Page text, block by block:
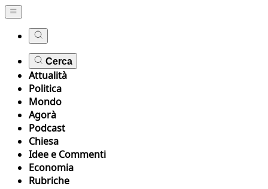
Cerca
Attualità
Politica
Mondo
Agorà
Podcast
Chiesa
Idee e Commenti
Economia
Rubriche